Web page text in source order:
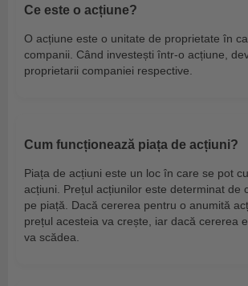
Ce este o acțiune?
O acțiune este o unitate de proprietate în
companii. Când investești într-o acțiune,
proprietarii companiei respective.
Cum funcționează piața de acțiuni?
Piața de acțiuni este un loc în care se pot
acțiuni. Prețul acțiunilor este determinat de
pe piață. Dacă cererea pentru o anumită
prețul acesteia va crește, iar dacă cererea
va scădea.